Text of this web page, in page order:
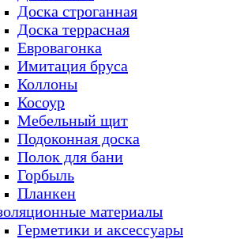
Доска строганная
Доска террасная
Евровагонка
Имитация бруса
Коллоны
Косоур
Мебельный щит
Подоконная доска
Полок для бани
Горбыль
Планкен
материалы
Герметики и аксессуары